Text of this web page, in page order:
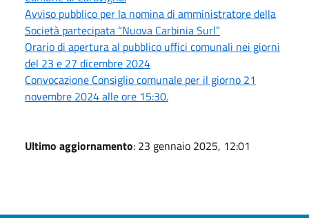
Avviso pubblico per la nomina di amministratore della
Società partecipata “Nuova Carbinia Surl”
Orario di apertura al pubblico uffici comunali nei giorni
del 23 e 27 dicembre 2024
Convocazione Consiglio comunale per il giorno 21
novembre 2024 alle ore 15:30.
Ultimo aggiornamento: 23 gennaio 2025, 12:01